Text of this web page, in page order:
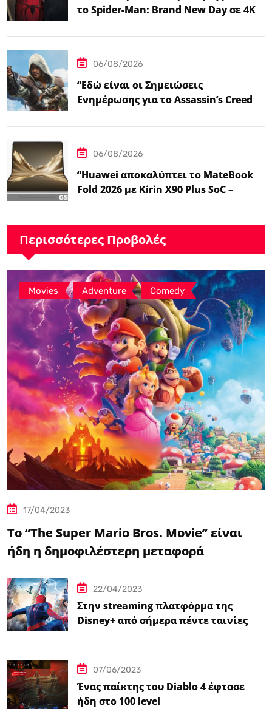
το Spider-Man: Brand New Day σε 4K
06/08/2026
“Εδώ είναι οι Σημειώσεις
Ενημέρωσης για το Assassin’s Creed
06/08/2026
“Huawei αποκαλύπτει το MateBook
Fold 2026 με Kirin X90 Plus SoC –
Περισσότερες Προβολές
Movies , Adventure , Comedy
17/04/2023
Το “The Super Mario Bros. Movie” είναι
ήδη η δημοφιλέστερη μεταφορά
22/04/2023
Στην streaming πλατφόρμα της
Disney+ από σήμερα πέντε ταινίες
07/06/2023
Ένας παίκτης του Diablo 4 έφτασε
ήδη στο 100 level